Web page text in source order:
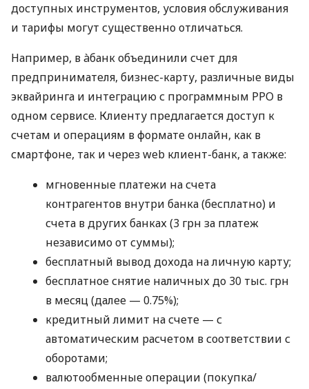
доступных инструментов, условия обслуживания
и тарифы могут существенно отличаться.
Например, в àбанк объединили счет для
предпринимателя, бизнес-карту, различные виды
эквайринга и интеграцию с программным РРО в
одном сервисе. Клиенту предлагается доступ к
счетам и операциям в формате онлайн, как в
смартфоне, так и через web клиент-банк, а также:
мгновенные платежи на счета
контрагентов внутри банка (бесплатно) и
счета в других банках (3 грн за платеж
независимо от суммы);
бесплатный вывод дохода на личную карту;
бесплатное снятие наличных до 30 тыс. грн
в месяц (далее — 0.75%);
кредитный лимит на счете — с
автоматическим расчетом в соответствии с
оборотами;
валютообменные операции (покупка/